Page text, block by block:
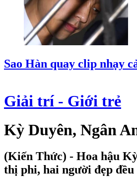
Sao Hàn quay clip nhạy
Giải trí - Giới trẻ
Kỳ Duyên, Ngân
(Kiến Thức) - Hoa hậu
thị phi, hai người đẹp